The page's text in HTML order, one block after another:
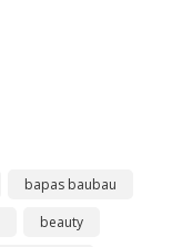
bapas baubau
beauty